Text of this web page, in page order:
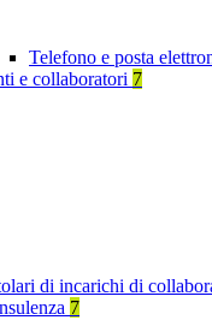
Telefono e posta
e collaboratori 7
di incarichi di
7